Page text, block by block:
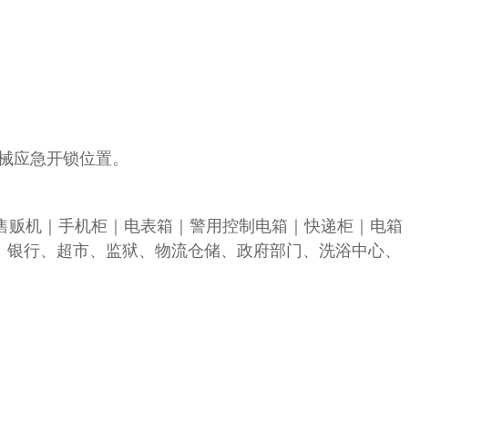
急开锁位置。
机｜手机柜｜电表箱｜警用控制电箱｜快递柜｜电箱
行、超市、监狱、物流仓储、政府部门、洗浴中心、